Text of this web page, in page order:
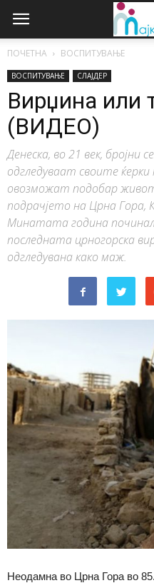
ПОЧЕТНА ВОСПИТУВАЊЕ
ВОСПИТУВАЊЕ СЛАЈДЕР
Вирџина или
(ВИДЕО)
Денеска, во 21 век, бројни
одгледуваат своите ќерки
овозможат подобар
подрачјето на Црна Гора,
Минатата година
последната црногорска
одгледувана како маж.
Неодамна во Црна Гора во